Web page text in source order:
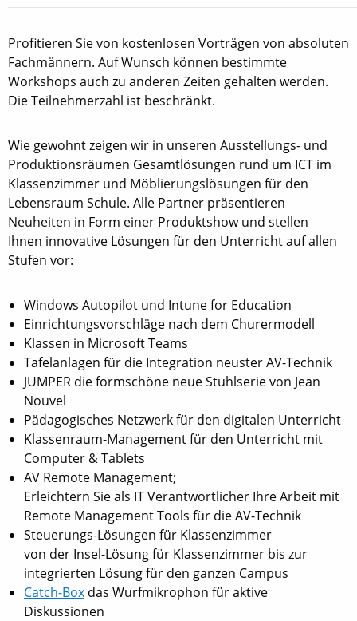
Profitieren Sie von kostenlosen Vorträgen von absoluten
Fachmännern. Auf Wunsch können bestimmte
Workshops auch zu anderen Zeiten gehalten werden.
Die Teilnehmerzahl ist beschränkt.
Wie gewohnt zeigen wir in unseren Ausstellungs- und
Produktionsräumen Gesamtlösungen rund um ICT im
Klassenzimmer und Möblierungslösungen für den
Lebensraum Schule. Alle Partner präsentieren
Neuheiten in Form einer Produktshow und stellen
Ihnen innovative Lösungen für den Unterricht auf allen
Stufen vor:
Windows Autopilot und Intune for Education
Einrichtungsvorschläge nach dem Churermodell
Klassen in Microsoft Teams
Tafelanlagen für die Integration neuster AV-Technik
JUMPER die formschöne neue Stuhlserie von Jean
Nouvel
Pädagogisches Netzwerk für den digitalen Unterricht
Klassenraum-Management für den Unterricht mit
Computer & Tablets
AV Remote Management;
Erleichtern Sie als IT Verantwortlicher Ihre Arbeit mit
Remote Management Tools für die AV-Technik
Steuerungs-Lösungen für Klassenzimmer
von der Insel-Lösung für Klassenzimmer bis zur
integrierten Lösung für den ganzen Campus
Catch-Box das Wurfmikrophon für aktive
Diskussionen